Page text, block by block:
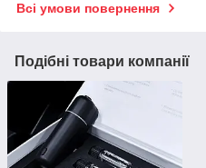
Всі умови повернення
Подібні товари компанії